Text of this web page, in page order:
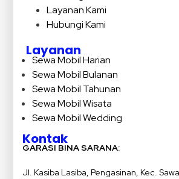
Layanan Kami
Hubungi Kami
Layanan
Sewa Mobil Harian
Sewa Mobil Bulanan
Sewa Mobil Tahunan
Sewa Mobil Wisata
Sewa Mobil Wedding
Kontak
GARASI BINA SARANA:
Jl. Kasiba Lasiba, Pengasinan, Kec.